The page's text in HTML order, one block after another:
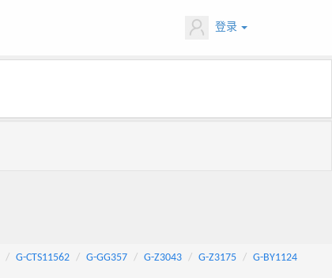
登录
G-CTS11562 G-GG357 G-Z3043 G-Z3175
G-BY1124